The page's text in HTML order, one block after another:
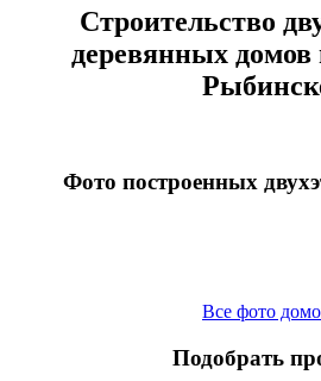
Строительство
деревянных
Фото построенных
Все фото
Подобрать